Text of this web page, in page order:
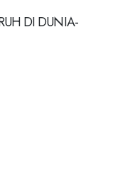
DI DUNIA-